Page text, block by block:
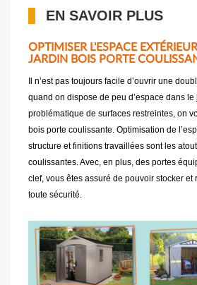
EN SAVOIR PLUS
OPTIMISER L'ESPACE
JARDIN BOIS PORTE
Il n’est pas toujours facile d’ouvrir une
quand on dispose de peu d’espace dans le
problématique de surfaces restreintes, on
bois porte coulissante. Optimisation de
structure et finitions travaillées sont les
coulissantes. Avec, en plus, des portes
clef, vous êtes assuré de pouvoir stocker et
toute sécurité.